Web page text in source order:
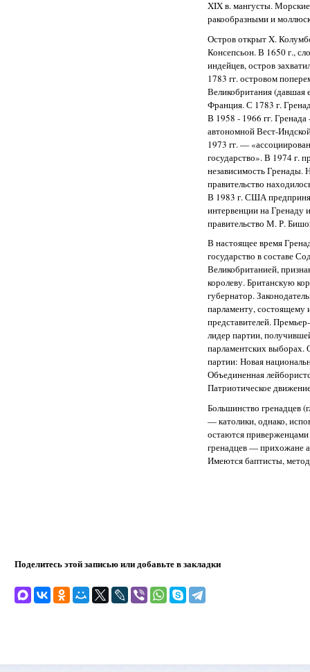
XIX в. мангусты.
ракообразными и
Остров открыт X.
Консепсьон. В 1650 г.,
индейцев, остров
1783 гг. островом
Великобритания (давшая
Франция. С 1783 г.
В 1958 - 1966 гг.
автономной Вест-
1973 гг. —
государство». В 1974 г.
независимость Гренады.
правительство
В 1983 г. США
интервенции на Гренаду
правительство М. Р.
В настоящее время
государство в составе
Великобританией,
королеву. Британскую
губернатор.
парламенту, состоящему
представителей.
лидер партии,
парламентских выборах.
партии: Новая
Объединенная
Патриотическое
Большинство гренадцев
— католики, однако,
остаются
гренадцев — прихожане
Имеются баптисты,
Поделитесь этой записью или добавьте в закладки